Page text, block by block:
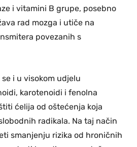
i vitamini B grupe, posebno
rad mozga i utiče na
povezanih s
i u visokom udjelu
karotenoidi i fenolna
ćelija od oštećenja koja
radikala. Na taj način
smanjenju rizika od hroničnih